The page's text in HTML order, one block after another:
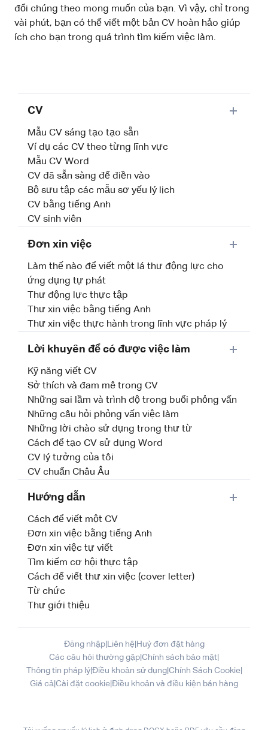
đổi chúng theo mong muốn của bạn. Vì vậy, chỉ trong
vài phút, bạn có thể viết một bản CV hoàn hảo giúp
ích cho bạn trong quá trình tìm kiếm việc làm.
CV
Mẫu CV sáng tạo tạo sẵn
Ví dụ các CV theo từng lĩnh vực
Mẫu CV Word
CV đã sẵn sàng để điền vào
Bộ sưu tập các mẫu sơ yếu lý lịch
CV bằng tiếng Anh
CV sinh viên
Đơn xin việc
Làm thế nào để viết một lá thư động lực cho
ứng dụng tự phát
Thư động lực thực tập
Thư xin việc bằng tiếng Anh
Thư xin việc thực hành trong lĩnh vực pháp lý
Lời khuyên để có được việc làm
Kỹ năng viết CV
Sở thích và đam mê trong CV
Những sai lầm và trình độ trong buổi phỏng vấn
Những câu hỏi phỏng vấn việc làm
Những lời chào sử dụng trong thư từ
Cách để tạo CV sử dụng Word
CV lý tưởng của tôi
CV chuẩn Châu Âu
Hướng dẫn
Cách để viết một CV
Đơn xin việc bằng tiếng Anh
Đơn xin việc tự viết
Tìm kiếm cơ hội thực tập
Cách để viết thư xin việc (cover letter)
Từ chức
Thư giới thiệu
Đăng nhập| Liên hệ Huỷ đơn đặt hàng
Các câu hỏi thường gặp Chính sách bảo mật
Thông tin pháp lý| Điều khoản sử dụng| Chính Sách Cookie|
Giá cả Cài đặt cookie Điều khoản và điều kiện bán hàng